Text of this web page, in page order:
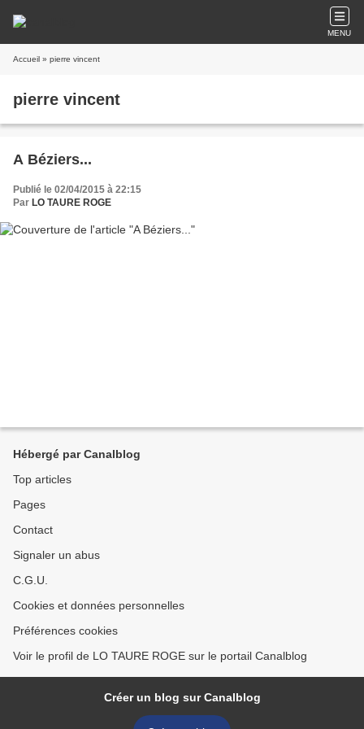
MENU
Accueil » pierre vincent
pierre vincent
A Béziers...
Publié le 02/04/2015 à 22:15
Par LO TAURE ROGE
Hébergé par Canalblog
Top articles
Pages
Contact
Signaler un abus
C.G.U.
Cookies et données personnelles
Préférences cookies
Voir le profil de LO TAURE ROGE sur le portail Canalblog
Créer un blog sur Canalblog